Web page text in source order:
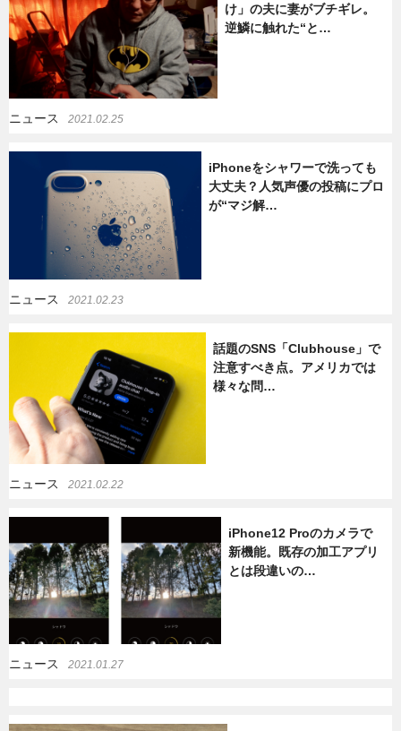
け」の夫に妻がブチギレ。
逆鱗に触れた“と…
ニュース 2021.02.25
iPhoneをシャワーで洗っても
大丈夫？人気声優の投稿にプロ
が“マジ解…
ニュース 2021.02.23
話題のSNS「Clubhouse」で
注意すべき点。アメリカでは
様々な問…
ニュース 2021.02.22
iPhone12 Proのカメラで
新機能。既存の加工アプリ
とは段違いの…
ニュース 2021.01.27